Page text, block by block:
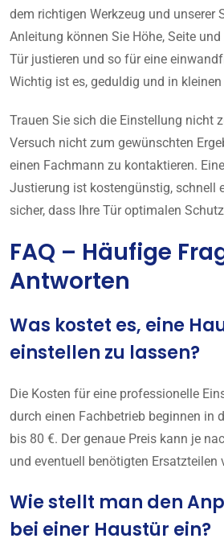
dem richtigen Werkzeug und unserer
Anleitung können Sie Höhe, Seite
Tür justieren und so für eine
Wichtig ist es, geduldig und in
Trauen Sie sich die Einstellung nicht
Versuch nicht zum gewünschten
einen Fachmann zu kontaktieren.
Justierung ist kostengünstig, schnell
sicher, dass Ihre Tür optimalen
FAQ – Häufige
Antworten
Was kostet es, eine
einstellen zu lassen?
Die Kosten für eine professionelle
durch einen Fachbetrieb beginnen in
bis 80 €. Der genaue Preis kann je
und eventuell benötigten Ersatzteilen
Wie stellt man den
bei einer Haustür ein?